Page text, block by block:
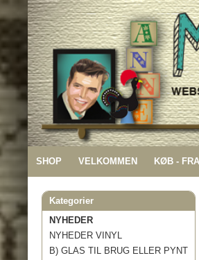
SHOP VELKOMMEN KØB -
Kategorier
NYHEDER
NYHEDER VINYL
B) GLAS TIL BRUG ELLER PYNT